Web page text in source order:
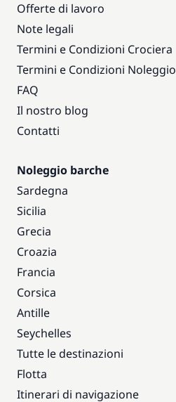
Offerte di lavoro
Note legali
Termini e Condizioni Crociera
Termini e Condizioni Noleggio
FAQ
Il nostro blog
Contatti
Noleggio barche
Sardegna
Sicilia
Grecia
Croazia
Francia
Corsica
Antille
Seychelles
Tutte le destinazioni
Flotta
Itinerari di navigazione